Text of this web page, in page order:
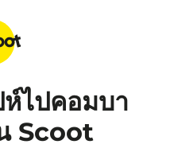
ห์ไปคอมบา
Scoot